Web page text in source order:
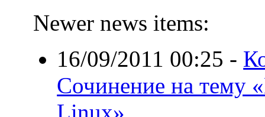
Newer news items:
16/09/2011 00:25 -
Сочинение на тему
Linux»